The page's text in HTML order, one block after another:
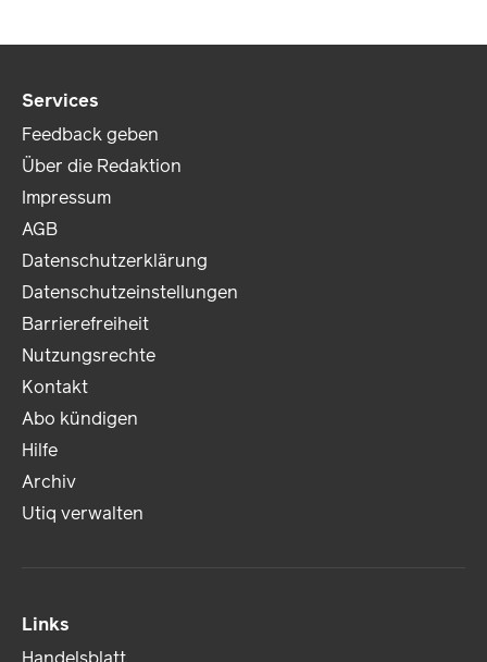
Services
Feedback geben
Über die Redaktion
Impressum
AGB
Datenschutzerklärung
Datenschutzeinstellungen
Barrierefreiheit
Nutzungsrechte
Kontakt
Abo kündigen
Hilfe
Archiv
Utiq verwalten
Links